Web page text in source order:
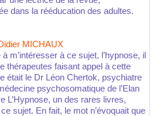
dans la rééducation des adultes.
MICHAUX
m’intéresser à ce sujet, l’hypnose, il
thérapeutes faisant appel à cette
était le Dr Léon Chertok, psychiatre
psychosomatique de l’Elan
L’Hypnose, un des rares livres,
sujet. En fait, le mot n’évoquait que